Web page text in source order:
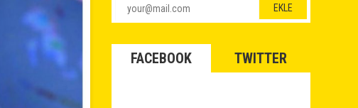
FACEBOOK TWITTER